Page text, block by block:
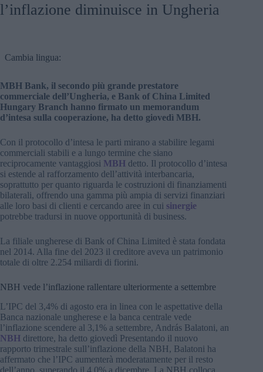
l’inflazione diminuisce in Ungheria
Cambia lingua:
MBH Bank, il secondo più grande prestatore
commerciale dell’Ungheria, e Bank of China Limited
Hungary Branch hanno firmato un memorandum
d’intesa sulla cooperazione, ha detto giovedì MBH.
Con il protocollo d’intesa le parti mirano a stabilire legami
commerciali stabili e a lungo termine che siano
reciprocamente vantaggiosi MBH detto. Il protocollo d’intesa
si estende al rafforzamento dell’attività interbancaria,
soprattutto per quanto riguarda le costruzioni di finanziamenti
bilaterali, offrendo una gamma più ampia di servizi finanziari
alle loro basi di clienti e cercando aree in cui sinergie
potrebbe tradursi in nuove opportunità di business.
La filiale ungherese di Bank of China Limited è stata fondata
nel 2014. Alla fine del 2023 il creditore aveva un patrimonio
totale di oltre 2.254 miliardi di fiorini.
NBH vede l’inflazione rallentare ulteriormente a settembre
L’IPC del 3,4% di agosto era in linea con le aspettative della
Banca nazionale ungherese e la banca centrale vede
l’inflazione scendere al 3,1% a settembre, András Balatoni, an
NBH direttore, ha detto giovedì Presentando il nuovo
rapporto trimestrale sull’inflazione della NBH, Balatoni ha
affermato che l’IPC aumenterà moderatamente per il resto
dell’anno, superando il 4,0% a dicembre. La NBH colloca